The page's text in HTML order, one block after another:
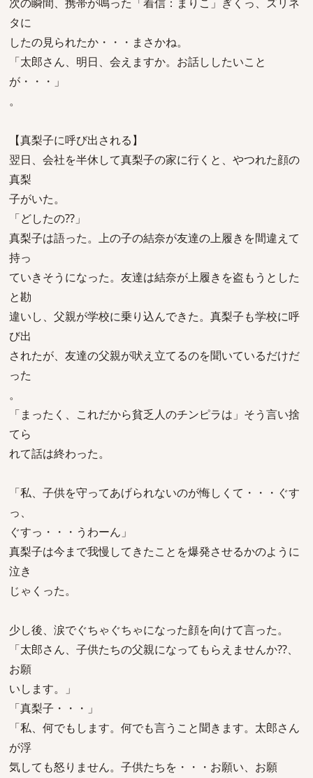
タに
したの見られたか・・・まさかね。
「太郎さん、明日、会えますか。お話ししたいこと
が・・・」
。
【真梨子に呼び出される】
翌日、会社を半休して真梨子の家に行くと、やつれた顔の
真梨
子がいた。
「どしたの??」
真梨子は語った。上の子の結奈が友達の上履きを間違えて
持っ
ていきそうになった。友達は結奈が上履きを盗もうとした
と勘
違いし、父親が学校に乗り込んできた。真梨子も学校に呼
び出
されたが、友達の父親が吠え立てるのを聞いているだけだ
った
。
「まったく、これだから貧乏人のチンピラは」そう言い捨
てら
れて話は終わった。
「私、子供を守ってあげられないのが悔しくて・・・ぐす
っ、
ぐすっ・・・うわーん」
真梨子は今まで我慢してきたことを爆発させるかのように
泣き
じゃくった。
少し後、涙でぐちゃぐちゃになった顔を向けて言った。
「太郎さん、子供たちの父親になってもらえませんか??、
お願
いします。」
「真梨子・・・」
「私、何でもします。何でも言うこと聞きます。太郎さん
が浮
気しても怒りません。子供たちを・・・お願い、お願